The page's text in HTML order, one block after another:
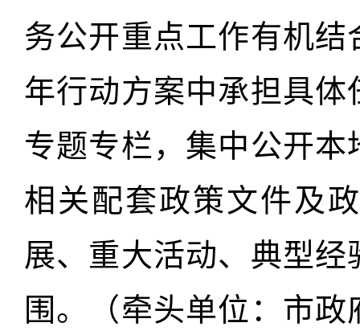
务公开重点工作有机
年行动方案中承担具
专题专栏，集中公开
相关配套政策文件及
展、重大活动、典型
围。（牵头单位：市